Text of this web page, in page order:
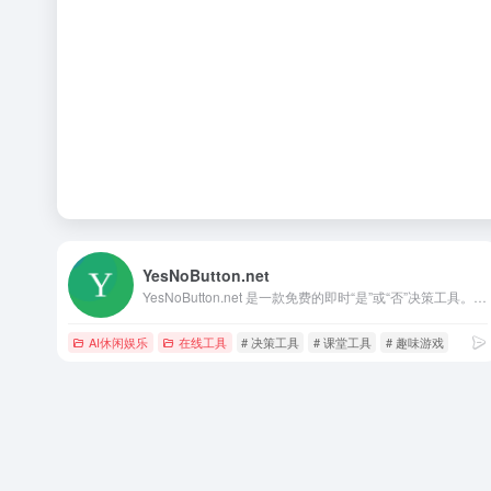
YesNoButton.net
AI休闲娱乐 在线工具 # 决策工具 # 课堂工具 # 趣味游戏